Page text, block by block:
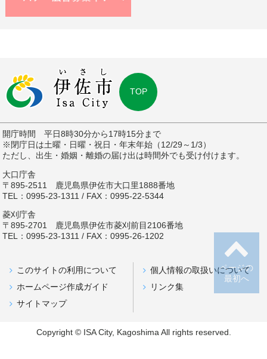
ページの
最初へ
TOP
開庁時間 平日8時30分から17時15分まで
※閉庁日は土曜・日曜・祝日・年末年始（12/29～1/3）
ただし、出生・婚姻・離婚の届け出は時間外でも受け付けます。
大口庁舎
〒895-2511 鹿児島県伊佐市大口里1888番地
TEL：0995-23-1311 / FAX：0995-22-5344
菱刈庁舎
〒895-2701 鹿児島県伊佐市菱刈前目2106番地
TEL：0995-23-1311 / FAX：0995-26-1202
このサイトの利用について
個人情報の取扱いについて
ホームページ作成ガイド
リンク集
サイトマップ
Copyright © ISA City, Kagoshima All rights reserved.